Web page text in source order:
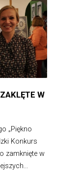
W
„Piękno
Konkurs
zamknięte w